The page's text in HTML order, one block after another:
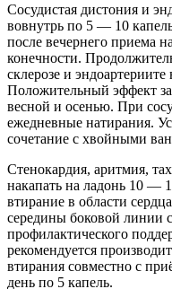
Сосудистая дистония и
вовнутрь по 5 — 10
после вечернего приема
конечности.
склерозе и
Положительный эффект
весной и осенью. При
ежедневные натирания.
сочетание с хвойными
Стенокардия, аритмия,
накапать на ладонь 10 —
втирание в области
середины боковой линии
профилактического
рекомендуется
втирания совместно с
день по 5 капель.